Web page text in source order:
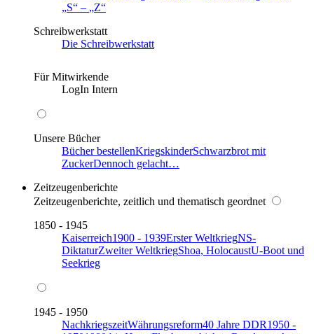
S
–
Z
Schreibwerkstatt
Die Schreibwerkstatt
Für Mitwirkende
LogIn Intern
Unsere Bücher
Bücher bestellenKriegskinderSchwarzbrot mit
ZuckerDennoch gelacht…
Zeitzeugenberichte
Zeitzeugenberichte, zeitlich und thematisch geordnet
1850 - 1945
Kaiserreich1900 - 1939Erster WeltkriegNS-
DiktaturZweiter WeltkriegShoa, HolocaustU-Boot und
Seekrieg
1945 - 1950
NachkriegszeitWährungsreform40 Jahre DDR1950 -